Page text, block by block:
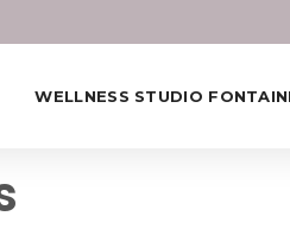
WELLNESS STUDIO